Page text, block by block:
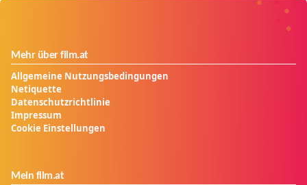
Mehr über film.at
Allgemeine Nutzungsbedingungen
Netiquette
Datenschutzrichtlinie
Impressum
Cookie Einstellungen
Mein film.at